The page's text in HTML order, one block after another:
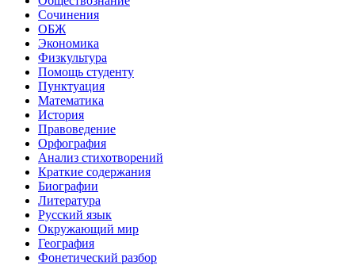
Сочинения
ОБЖ
Экономика
Физкультура
Помощь студенту
Пунктуация
Математика
История
Правоведение
Орфография
Анализ стихотворений
Краткие содержания
Биографии
Литература
Русский язык
Окружающий мир
География
Фонетический разбор